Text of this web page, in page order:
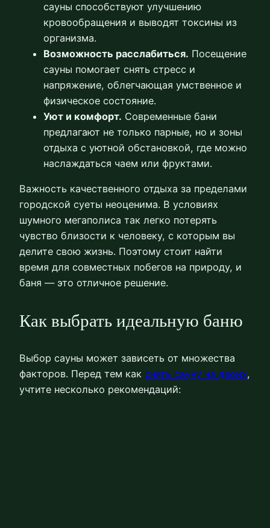
сауны способствуют улучшению
кровообращения и выводят токсины из
организма.
Возможность расслабиться. Посещение
сауны помогает снять стресс и
напряжение, облегчающая умственное и
физическое состояние.
Уют и комфорт. Современные бани
предлагают не только парные, но и зоны
отдыха с уютной обстановкой, где можно
наслаждаться чаем или фруктами.
Важность качественного отдыха за пределами
городской суеты неоценима. В условиях
шумного мегаполиса так легко потерять
чувство близости к человеку, с которым вы
делите свою жизнь. Поэтому стоит найти
время для совместных побегов на природу, и
баня — это отличное решение.
Как выбрать идеальную баню
Выбор сауны может зависеть от множества
факторов. Перед тем как снять сауну на двоих,
учтите несколько рекомендаций: